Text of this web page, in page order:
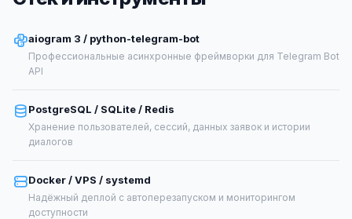
aiogram 3 / python-telegram-bot
Профессиональные асинхронные фреймворки для Telegram Bot
API
PostgreSQL / SQLite / Redis
Хранение пользователей, сессий, данных заявок и истории
диалогов
Docker / VPS / systemd
Надёжный деплой с автоперезапуском и мониторингом
доступности